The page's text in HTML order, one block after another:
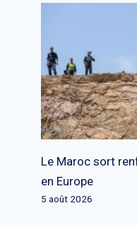
Le Maroc sort
en Europe
5 août 2026